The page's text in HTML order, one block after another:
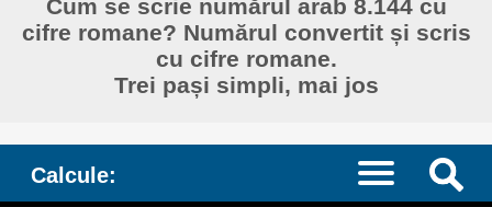
Cum se scrie numărul arab 8.144 cu
cifre romane? Numărul convertit și scris
cu cifre romane.
Trei pași simpli, mai jos
Calcule: